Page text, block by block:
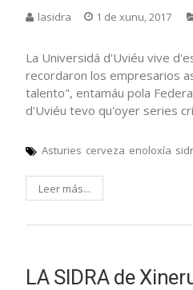
lasidra 1 de xunu, 2017
La Universidá d'Uviéu vive
recordaron los empresarios
talento", entamáu pola
d'Uviéu tevo qu'oyer series
Asturies cerveza enoloxía
Leer más...
LA SIDRA de